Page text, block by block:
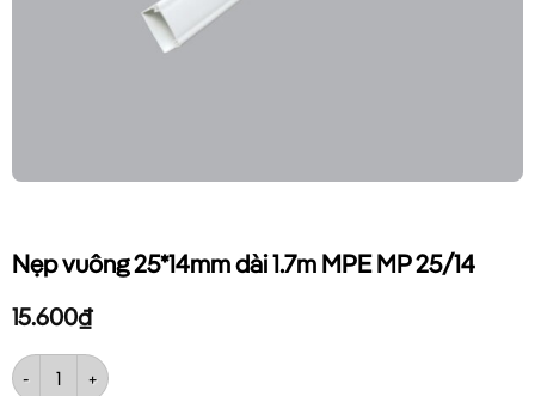
Nẹp vuông 25*14mm dài 1.7m MPE MP 25/14
15.600₫
Nẹp vuông 25*14mm dài 1.7m MPE MP 25/14 số lượng